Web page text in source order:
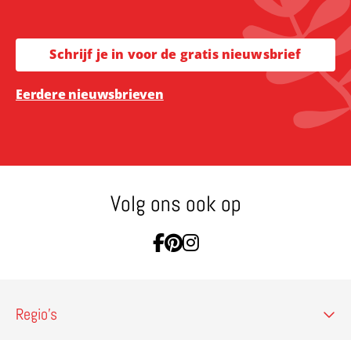
Schrijf je in voor de gratis nieuwsbrief
Eerdere nieuwsbrieven
Volg ons ook op
Ga naar Facebook
Ga naar Pinterest
Ga naar Instagram
Regio’s